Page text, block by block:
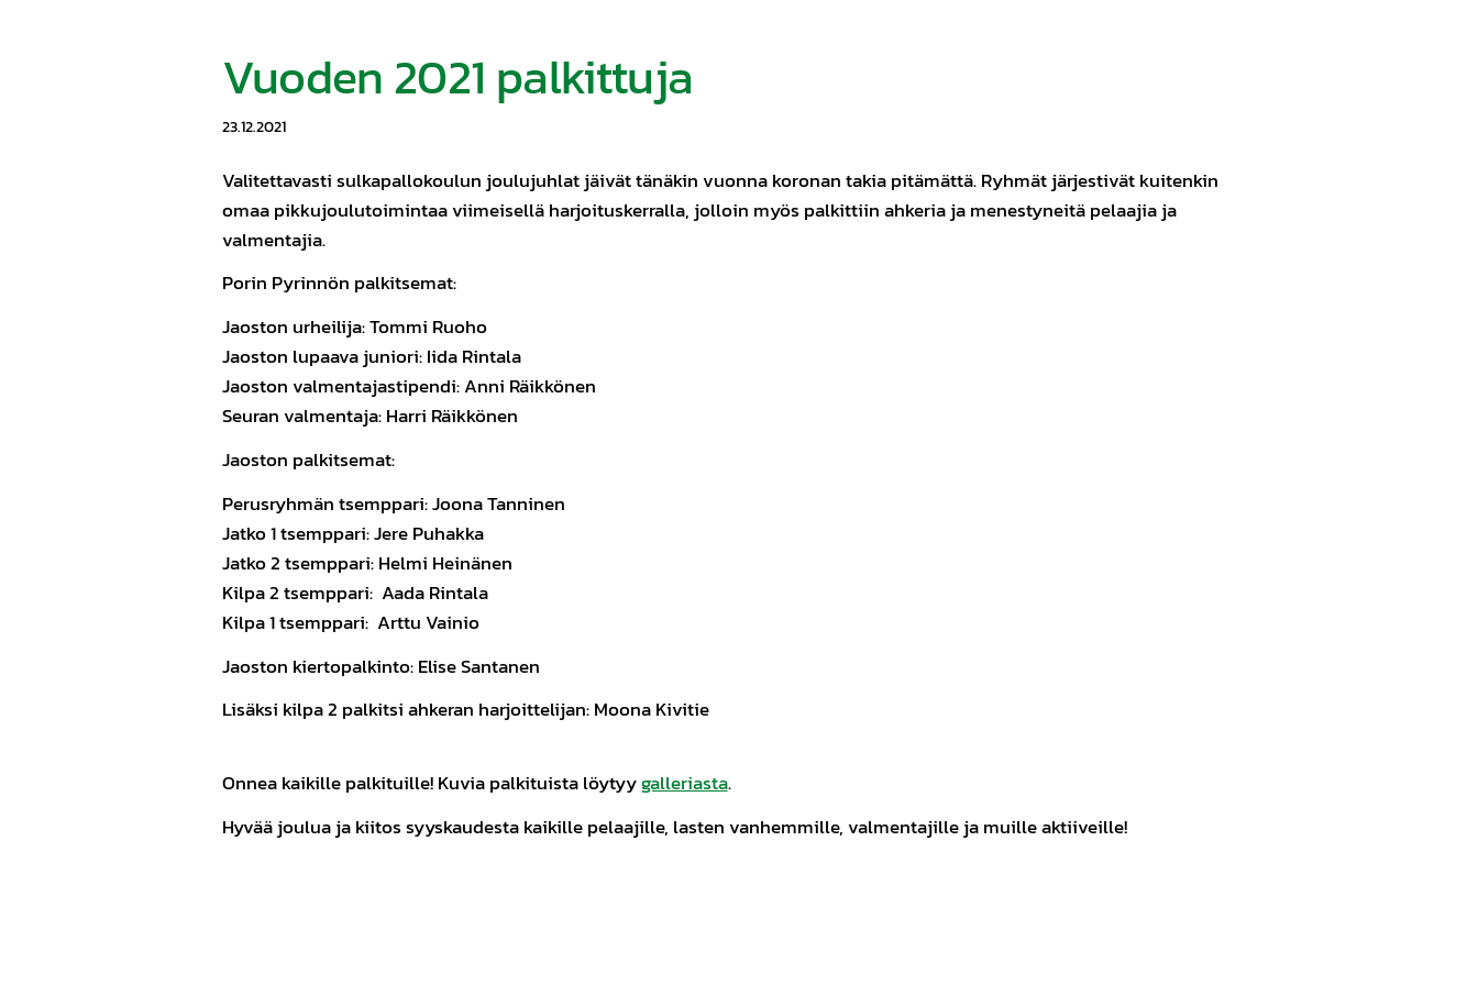
Vuoden 2021 palkittuja
23.12.2021
Valitettavasti sulkapallokoulun joulujuhlat jäivät tänäkin vuonna koronan takia pitämättä. Ryhmät järjestivät kuitenkin
omaa pikkujoulutoimintaa viimeisellä harjoituskerralla, jolloin myös palkittiin ahkeria ja menestyneitä pelaajia ja
valmentajia.
Porin Pyrinnön palkitsemat:
Jaoston urheilija: Tommi Ruoho
Jaoston lupaava juniori: Iida Rintala
Jaoston valmentajastipendi: Anni Räikkönen
Seuran valmentaja: Harri Räikkönen
Jaoston palkitsemat:
Perusryhmän tsemppari: Joona Tanninen
Jatko 1 tsemppari: Jere Puhakka
Jatko 2 tsemppari: Helmi Heinänen
Kilpa 2 tsemppari: Aada Rintala
Kilpa 1 tsemppari: Arttu Vainio
Jaoston kiertopalkinto: Elise Santanen
Lisäksi kilpa 2 palkitsi ahkeran harjoittelijan: Moona Kivitie
Onnea kaikille palkituille! Kuvia palkituista löytyygalleriasta.
Hyvää joulua ja kiitos syyskaudesta kaikille pelaajille, lasten vanhemmille, valmentajille ja muille aktiiveille!